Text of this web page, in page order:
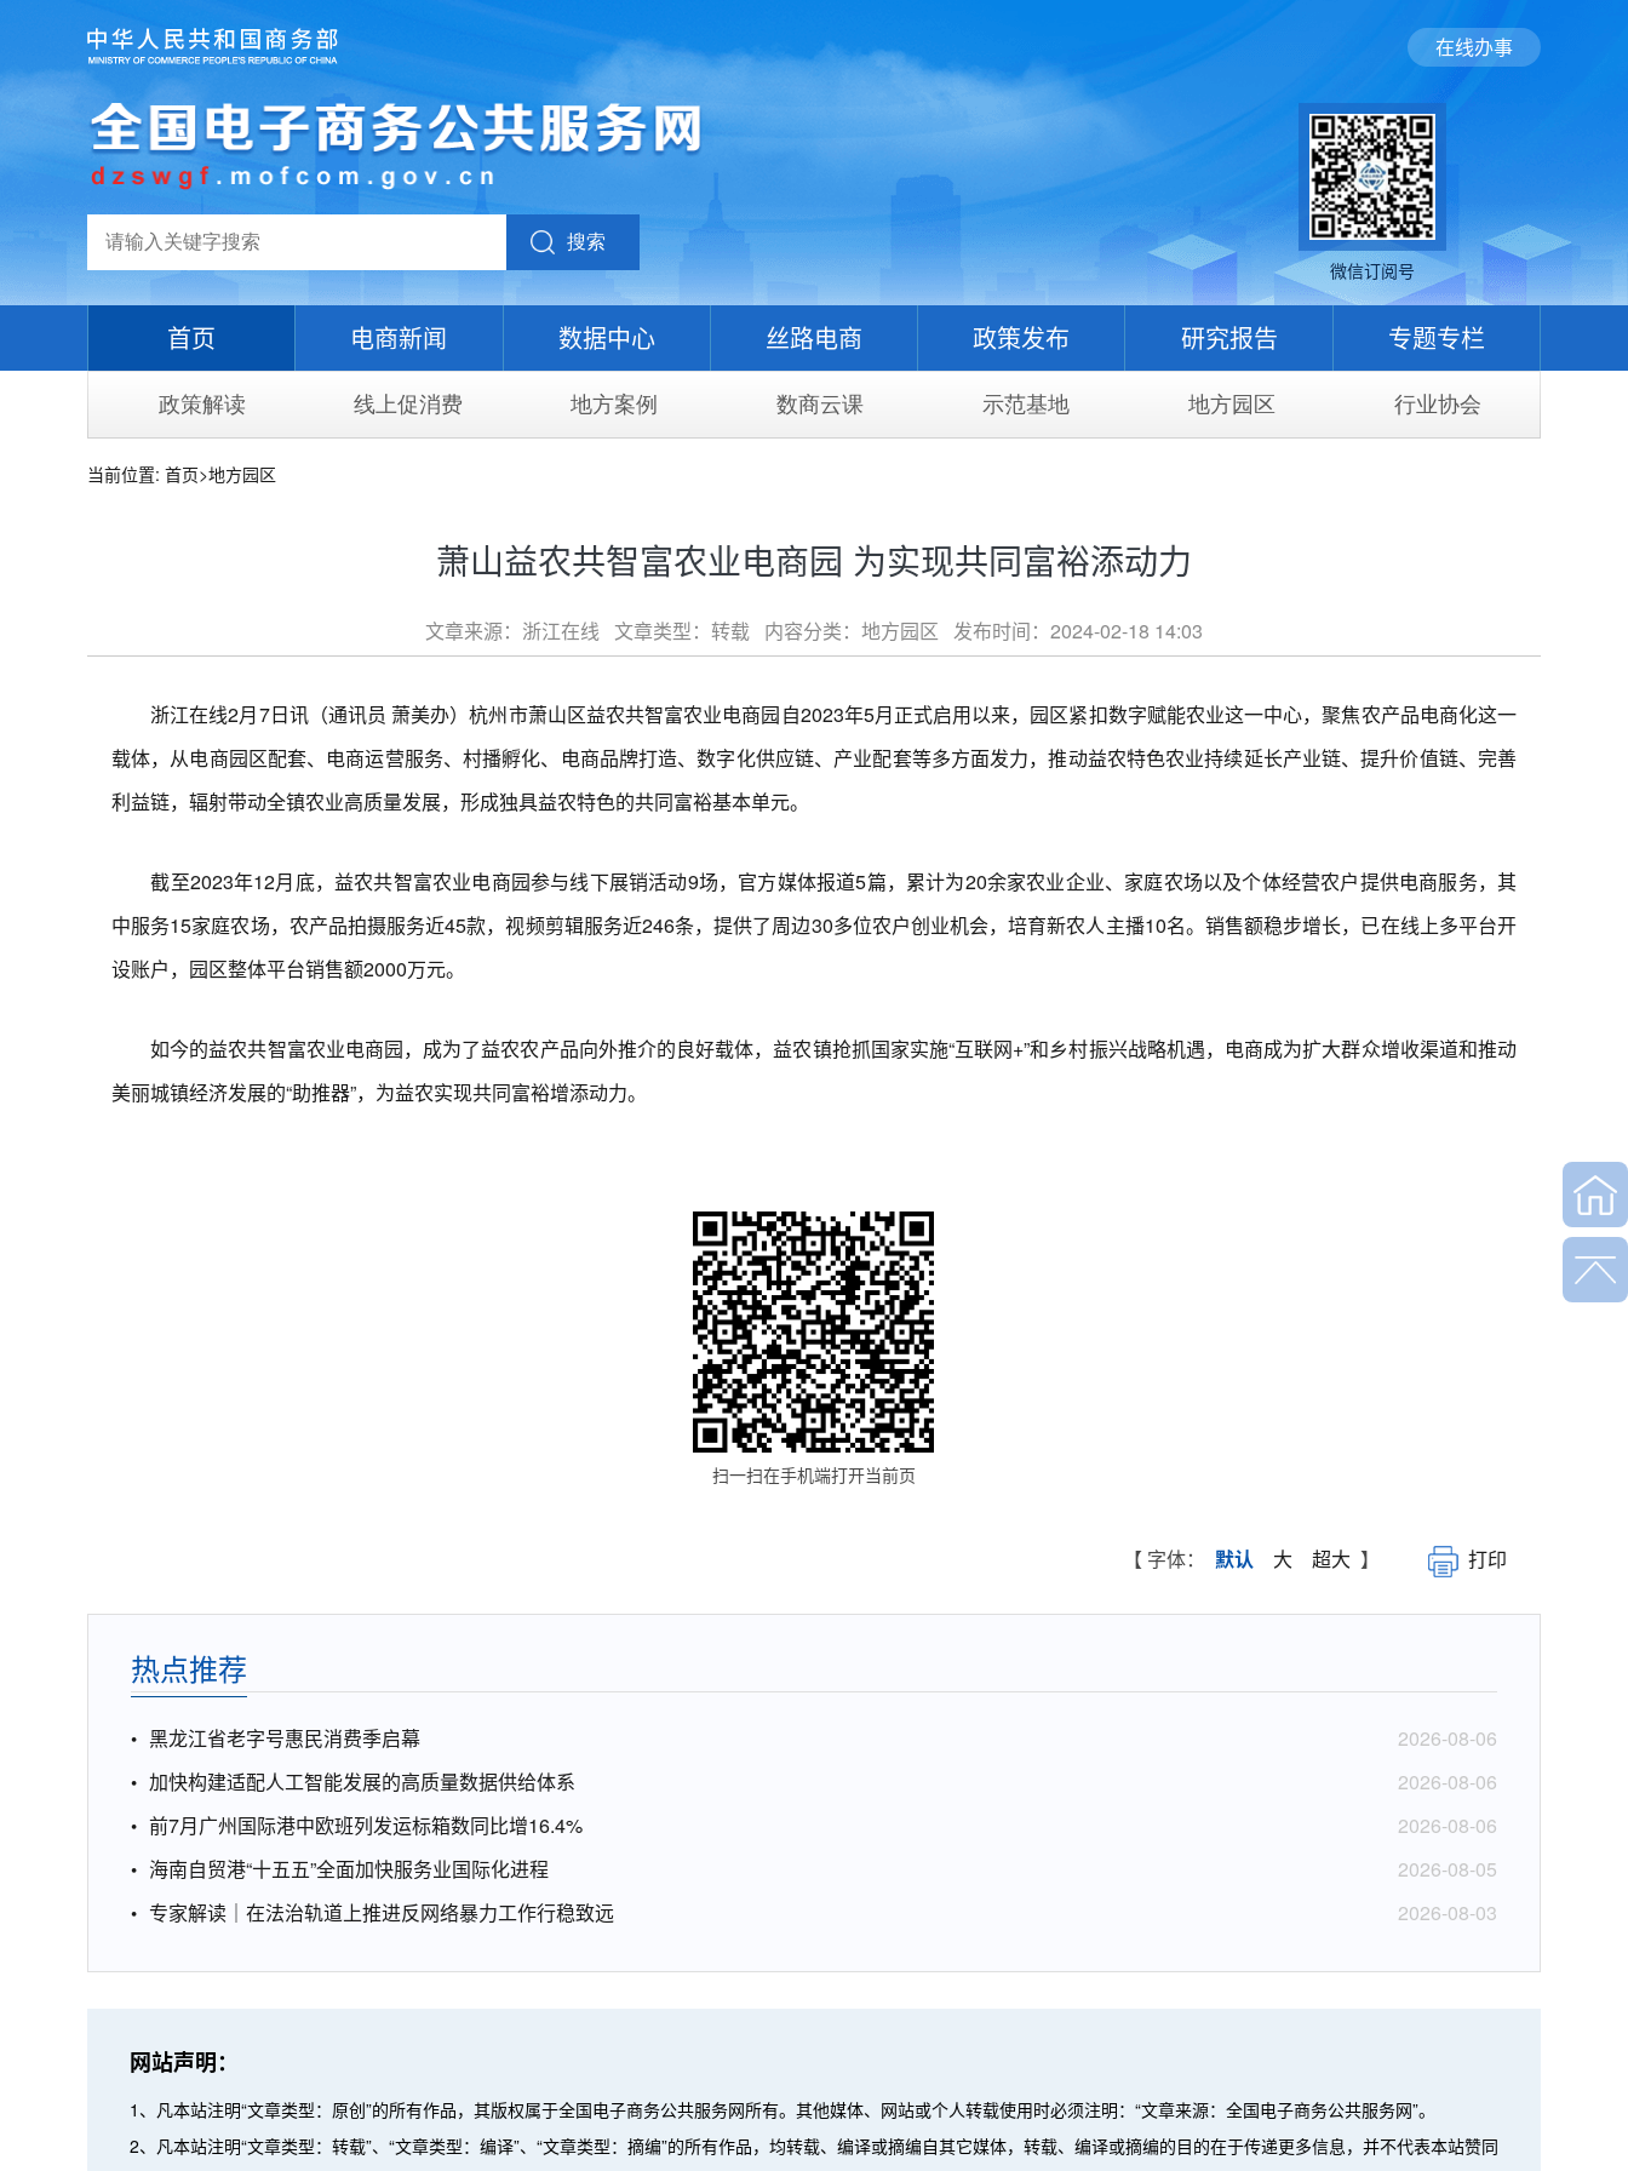
在线办事
搜索
微信订阅号
首页 电商新闻 数据中心 丝路电商 政策发布 研究报告 专题专栏
政策解读 线上促消费 地方案例 数商云课 示范基地 地方园区 行业协会
当前位置: 首页>地方园区
萧山益农共智富农业电商园 为实现共同富裕添动力
文章来源：浙江在线 文章类型：转载 内容分类：地方园区 发布时间：2024-02-18 14:03
浙江在线2月7日讯（通讯员 萧美办）杭州市萧山区益农共智富农业电商园自2023年5月正式启用以来，园区紧扣数字赋能农业这一中心，聚焦农产品电商化这一
载体，从电商园区配套、电商运营服务、村播孵化、电商品牌打造、数字化供应链、产业配套等多方面发力，推动益农特色农业持续延长产业链、提升价值链、完善
利益链，辐射带动全镇农业高质量发展，形成独具益农特色的共同富裕基本单元。
截至2023年12月底，益农共智富农业电商园参与线下展销活动9场，官方媒体报道5篇，累计为20余家农业企业、家庭农场以及个体经营农户提供电商服务，其
中服务15家庭农场，农产品拍摄服务近45款，视频剪辑服务近246条，提供了周边30多位农户创业机会，培育新农人主播10名。销售额稳步增长，已在线上多平台开
设账户，园区整体平台销售额2000万元。
如今的益农共智富农业电商园，成为了益农农产品向外推介的良好载体，益农镇抢抓国家实施“互联网+”和乡村振兴战略机遇，电商成为扩大群众增收渠道和推动
美丽城镇经济发展的“助推器”，为益农实现共同富裕增添动力。
扫一扫在手机端打开当前页
【 字体： 默认 大 超大 】 打印
热点推荐
黑龙江省老字号惠民消费季启幕
2026-08-06
加快构建适配人工智能发展的高质量数据供给体系
2026-08-06
前7月广州国际港中欧班列发运标箱数同比增16.4%
2026-08-06
海南自贸港“十五五”全面加快服务业国际化进程
2026-08-05
专家解读｜在法治轨道上推进反网络暴力工作行稳致远
2026-08-03
网站声明：
1、凡本站注明“文章类型：原创”的所有作品，其版权属于全国电子商务公共服务网所有。其他媒体、网站或个人转载使用时必须注明：“文章来源：全国电子商务公共服务网”。
2、凡本站注明“文章类型：转载”、“文章类型：编译”、“文章类型：摘编”的所有作品，均转载、编译或摘编自其它媒体，转载、编译或摘编的目的在于传递更多信息，并不代表本站赞同